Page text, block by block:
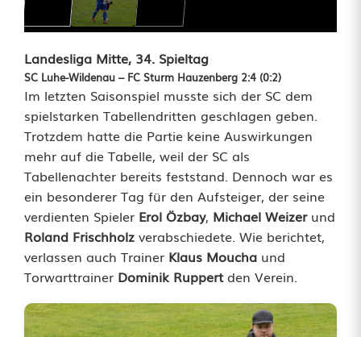
S
a
i
s
o
n
s
p
i
e
l
Landesliga Mitte, 34. Spieltag
SC Luhe-Wildenau – FC Sturm Hauzenberg 2:4 (0:2)
Im letzten Saisonspiel musste sich der SC dem
spielstarken Tabellendritten geschlagen geben.
Trotzdem hatte die Partie keine Auswirkungen
mehr auf die Tabelle, weil der SC als
Tabellenachter bereits feststand. Dennoch war es
ein besonderer Tag für den Aufsteiger, der seine
verdienten Spieler Erol Özbay, Michael Weizerund
Roland Frischholz verabschiedete. Wie berichtet,
verlassen auch Trainer Klaus Moucha und
Torwarttrainer Dominik Ruppertden Verein.